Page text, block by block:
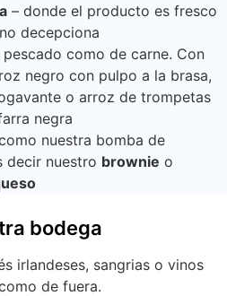
– donde el producto es fresco
decepciona
como de carne. Con
negro con pulpo a la brasa,
o arroz de trompetas
negra
nuestra bomba de
decir nuestro brownie o
bodega
irlandeses, sangrias o vinos
de fuera.